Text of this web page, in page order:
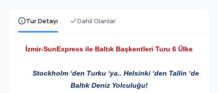
Tur Detayı Dahil Olanlar
İzmir-SunExpress ile Baltık Başkentleri Turu 6 Ülke
Stockholm ‘den Turku ‘ya.. Helsinki ‘den Tallin ‘de
Baltık Deniz Yolculuğu!